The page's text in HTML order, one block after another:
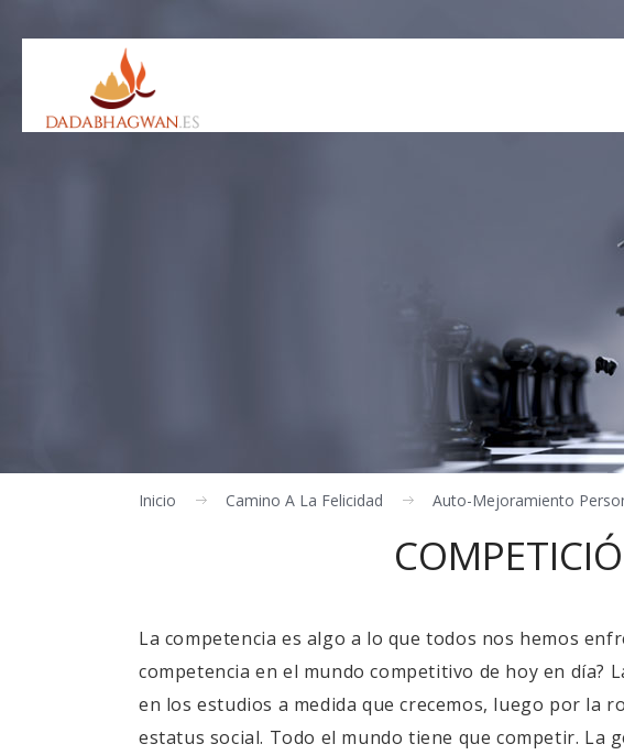
Inicio Camino A La Felicidad Auto-Mejoramiento
La competencia es algo a lo que todos nos hemos
competencia en el mundo competitivo de hoy en día?
en los estudios a medida que crecemos, luego por
estatus social. Todo el mundo tiene que competir. La